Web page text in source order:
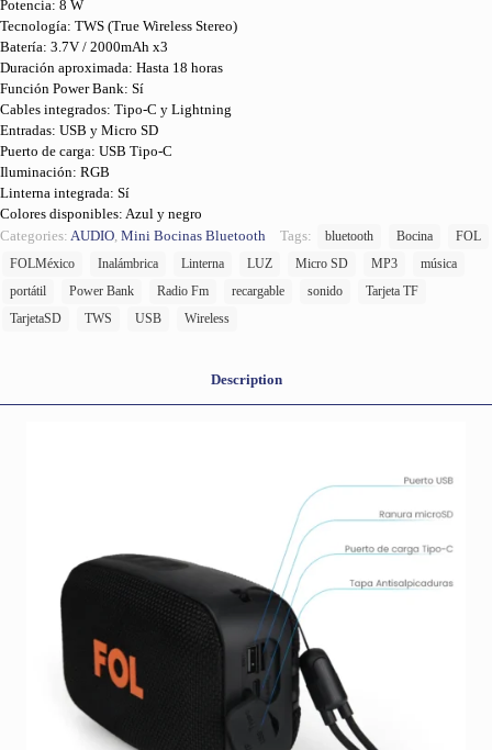
Potencia: 8 W
Tecnología: TWS (True Wireless Stereo)
Batería: 3.7V / 2000mAh x3
Duración aproximada: Hasta 18 horas
Función Power Bank: Sí
Cables integrados: Tipo-C y Lightning
Entradas: USB y Micro SD
Puerto de carga: USB Tipo-C
Iluminación: RGB
Linterna integrada: Sí
Colores disponibles: Azul y negro
Categories: AUDIO, Mini Bocinas Bluetooth Tags: bluetooth Bocina
FOL
FOLMéxico
Inalámbrica Linterna LUZ Micro SD MP3
música
portátil
Power Bank Radio Fm recargable sonido
Tarjeta TF
TarjetaSD
TWS USB Wireless
Description